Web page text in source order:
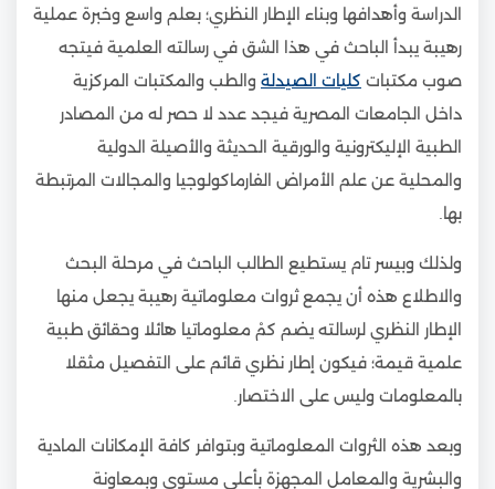
الدراسة وأهدافها وبناء الإطار النظري؛ بعلم واسع وخبرة عملية
رهيبة يبدأ الباحث في هذا الشق في رسالته العلمية فيتجه
صوب مكتبات كليات الصيدلة والطب والمكتبات المركزية
داخل الجامعات المصرية فيجد عدد لا حصر له من المصادر
الطبية الإليكترونية والورقية الحديثة والأصيلة الدولية
والمحلية عن علم الأمراض الفارماكولوجيا والمجالات المرتبطة
بها.
ولذلك وبيسر تام يستطيع الطالب الباحث في مرحلة البحث
والاطلاع هذه أن يجمع ثروات معلوماتية رهيبة يجعل منها
الإطار النظري لرسالته يضم كمْ معلوماتيا هائلا وحقائق طبية
علمية قيمة؛ فيكون إطار نظري قائم على التفصيل مثقلا
بالمعلومات وليس على الاختصار.
وبعد هذه الثروات المعلوماتية وبتوافر كافة الإمكانات المادية
والبشرية والمعامل المجهزة بأعلى مستوى وبمعاونة